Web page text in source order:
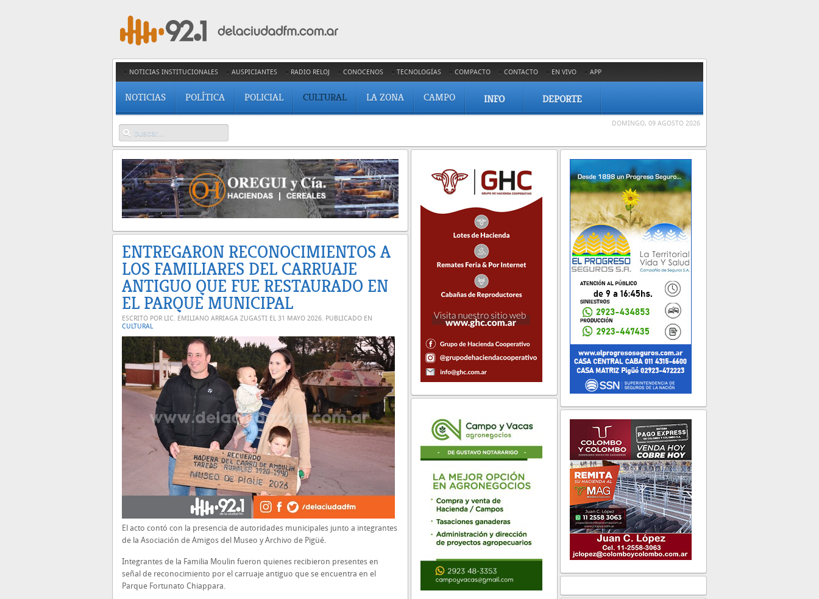
NOTICIAS INSTITUCIONALES AUSPICIANTES RADIO RELOJ CONOCENOS TECNOLOGÍAS COMPACTO CONTACTO EN VIVO APP
NOTICIAS POLÍTICA POLICIAL CULTURAL LA ZONA CAMPO INFO DEPORTE
DOMINGO, 09 AGOSTO 2026
ENTREGARON RECONOCIMIENTOS A
LOS FAMILIARES DEL CARRUAJE
ANTIGUO QUE FUE RESTAURADO EN
EL PARQUE MUNICIPAL
ESCRITO POR LIC. EMILIANO ARRIAGA ZUGASTI EL 31 MAYO 2026. PUBLICADO EN
CULTURAL
El acto contó con la presencia de autoridades municipales junto a integrantes
de la Asociación de Amigos del Museo y Archivo de Pigüé.
Integrantes de la Familia Moulin fueron quienes recibieron presentes en
señal de reconocimiento por el carruaje antiguo que se encuentra en el
Parque Fortunato Chiappara.